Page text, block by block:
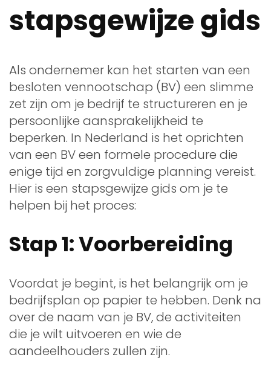
stapsgewijze gids
Als ondernemer kan het starten van een
besloten vennootschap (BV) een slimme
zet zijn om je bedrijf te structureren en je
persoonlijke aansprakelijkheid te
beperken. In Nederland is het oprichten
van een BV een formele procedure die
enige tijd en zorgvuldige planning vereist.
Hier is een stapsgewijze gids om je te
helpen bij het proces:
Stap 1: Voorbereiding
Voordat je begint, is het belangrijk om je
bedrijfsplan op papier te hebben. Denk na
over de naam van je BV, de activiteiten
die je wilt uitvoeren en wie de
aandeelhouders zullen zijn.